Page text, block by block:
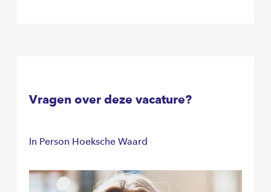
Vragen over deze vacature?
In Person Hoeksche Waard